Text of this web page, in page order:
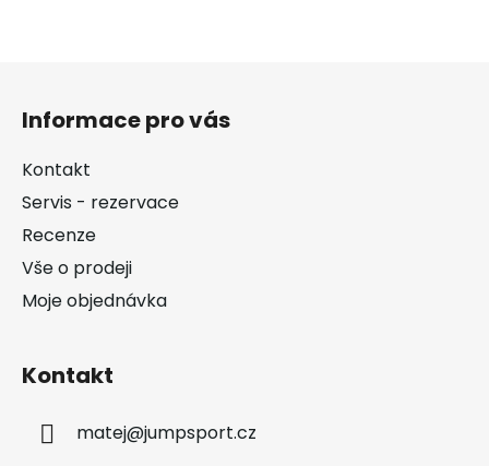
Informace pro vás
Kontakt
Servis - rezervace
Recenze
Vše o prodeji
Moje objednávka
Kontakt
matej@jumpsport.cz